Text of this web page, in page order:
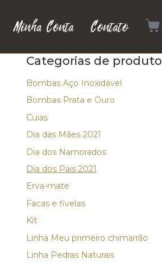
Minha Conta Contato
Categorias de produto
Bombas Aço Inoxidável
Bombas Prata e Ouro
Cuias
Dia das Mães 2021
Dia dos Namorados
Dia dos Pais 2021
Erva-mate
Facas e fivelas
Kit
Linha Meu primeiro chimarrão
Linha Pedras Naturais